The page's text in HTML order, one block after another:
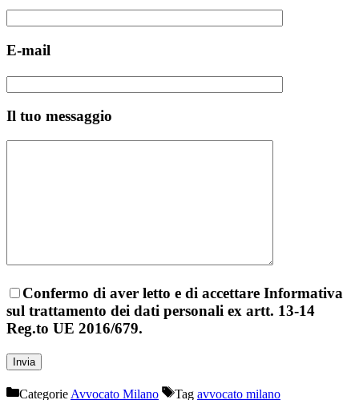
E-mail
Il tuo messaggio
Confermo di aver letto e di accettare Informativa
sul trattamento dei dati personali ex artt. 13-14
Reg.to UE 2016/679.
Categorie Avvocato Milano Tag avvocato milano